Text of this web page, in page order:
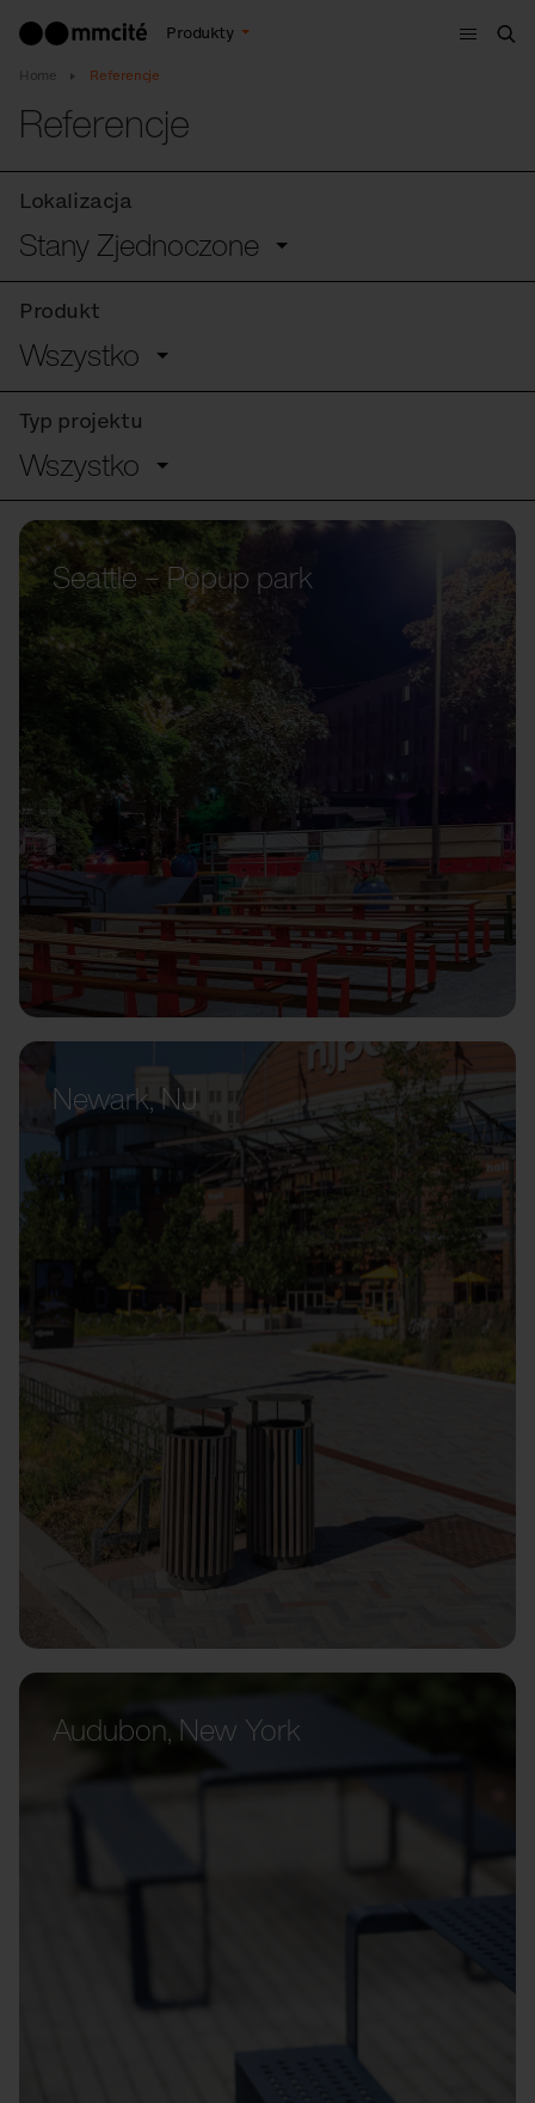
Produkty
Menu
Home Referencje
Referencje
Lokalizacja
Stany Zjednoczone
Produkt
Wszystko
Typ projektu
Wszystko
Seattle – Popup park
Newark, NJ
Audubon, New York